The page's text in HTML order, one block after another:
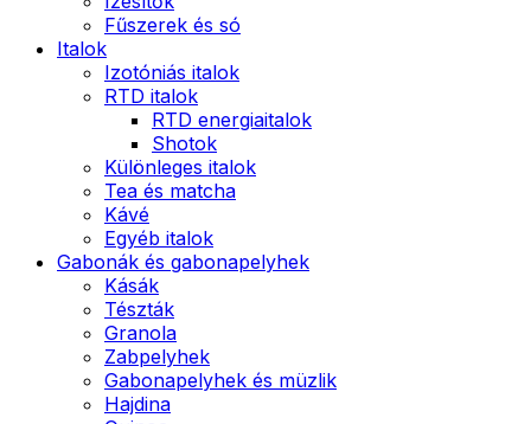
Fűszerek és só
Italok
Izotóniás italok
RTD italok
RTD energiaitalok
Shotok
Különleges italok
Tea és matcha
Kávé
Egyéb italok
Gabonák és gabonapelyhek
Kásák
Tészták
Granola
Zabpelyhek
Gabonapelyhek és müzlik
Hajdina